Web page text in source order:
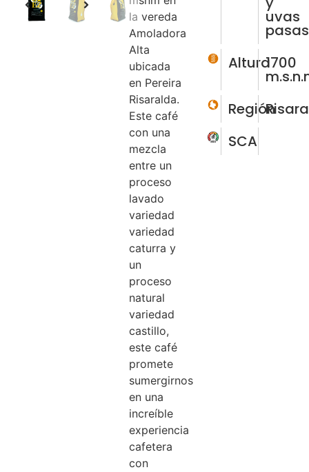
la vereda
Amoladora
Alta
ubicada
en Pereira
Risaralda.
Este café
con una
mezcla
entre un
proceso
lavado
variedad
variedad
caturra y
un
proceso
natural
variedad
castillo,
este café
promete
sumergirnos
en una
increíble
experiencia
cafetera
con
uvas
pasas
Altura1700
Región
SCA